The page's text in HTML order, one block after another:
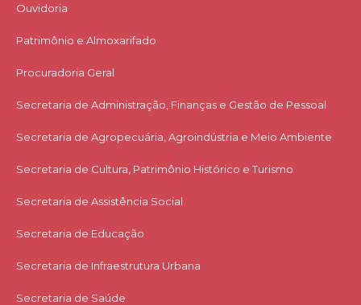
Ouvidoria
Patrimônio e Almoxarifado
Procuradoria Geral
Secretaria de Administração, Finanças e Gestão de Pessoal
Secretaria de Agropecuária, Agroindústria e Meio Ambiente
Secretaria de Cultura, Patrimônio Histórico e Turismo
Secretaria de Assistência Social
Secretaria de Educação
Secretaria de Infraestrutura Urbana
Secretaria de Saúde